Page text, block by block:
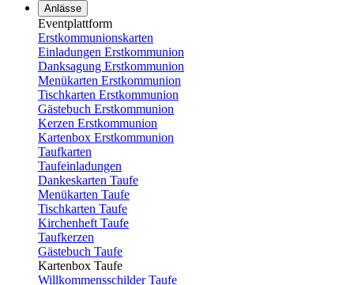
Anlässe
Eventplattform
Erstkommunionskarten
Einladungen Erstkommunion
Danksagung Erstkommunion
Menükarten Erstkommunion
Tischkarten Erstkommunion
Gästebuch Erstkommunion
Kerzen Erstkommunion
Kartenbox Erstkommunion
Taufkarten
Taufeinladungen
Dankeskarten Taufe
Menükarten Taufe
Tischkarten Taufe
Kirchenheft Taufe
Taufkerzen
Gästebuch Taufe
Kartenbox Taufe
Willkommensschilder Taufe